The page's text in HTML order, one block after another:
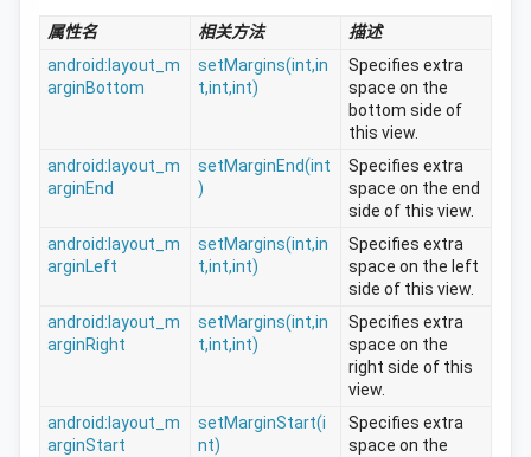
属性名 相关方法
描述
android:layout_m
arginBottom
setMargins(int,in
t,int,int)
Specifies extra
space on the
bottom side of
this view.
android:layout_m
arginEnd
setMarginEnd(int
)
Specifies extra
space on the end
side of this view.
android:layout_m
arginLeft
setMargins(int,in
t,int,int)
Specifies extra
space on the left
side of this view.
android:layout_m
arginRight
setMargins(int,in
t,int,int)
Specifies extra
space on the
right side of this
view.
android:layout_m
arginStart
setMarginStart(i
nt)
Specifies extra
space on the